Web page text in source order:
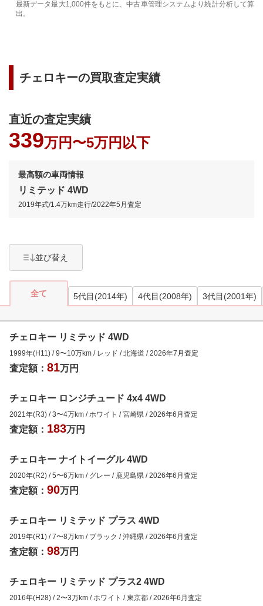
最新データ最大1,000件をもとに、中古車管理システムより統計分析して算
出。
チェロキーの買取査定実績
直近の査定実績
339万円〜5万円以下
最高額の車両情報
リミテッド 4WD
2019年式/1.4万km走行/2022年5月査定
並び替え
全て 5代目(2014年) 4代目(2008年) 3代目(2001年)
チェロキー リミテッド 4WD
1999年(H11) /9〜10万km / レッド /北海道 /2026年7月査定
査定額： 81万円
チェロキー ロンジチュード 4x4 4WD
2021年(R3) /3〜4万km / ホワイト /宮崎県 /2026年6月査定
査定額： 183万円
チェロキー ナイトイーグル 4WD
2020年(R2) /5〜6万km / グレー / 鹿児島県 /2026年6月査定
査定額： 90万円
チェロキー リミテッド プラス 4WD
2019年(R1) /7〜8万km / ブラック /沖縄県 /2026年6月査定
査定額： 98万円
チェロキー リミテッド プラス2 4WD
2016年(H28) /2〜3万km / ホワイト /東京都 /2026年6月査定